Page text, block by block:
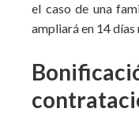
el caso de una
ampliará en 14 días